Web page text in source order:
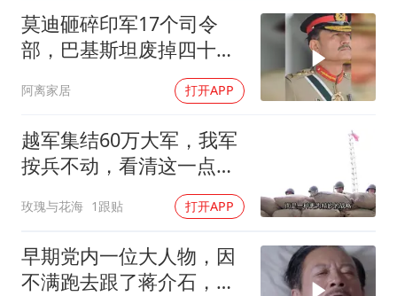
36岁男演员成景区NPC后人气爆棚
人民的健康、体质、幸福一脉相承
莫迪砸碎印军17个司令
部，巴基斯坦废掉四十年
旧制，南亚两个死敌同时
变天
阿离家居 打开APP
越军集结60万大军，我军
按兵不动，看清这一点便
玫瑰与花海 1跟贴 打开APP
早期党内一位大人物，因
不满跑去跟了蒋介石，不